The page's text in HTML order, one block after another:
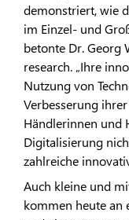
demonstriert, wie
im Einzel- und
betonte Dr. Georg
research. „Ihre
Nutzung von
Verbesserung
Händlerinnen und
Digitalisierung
zahlreiche
Auch kleine und
kommen heute an